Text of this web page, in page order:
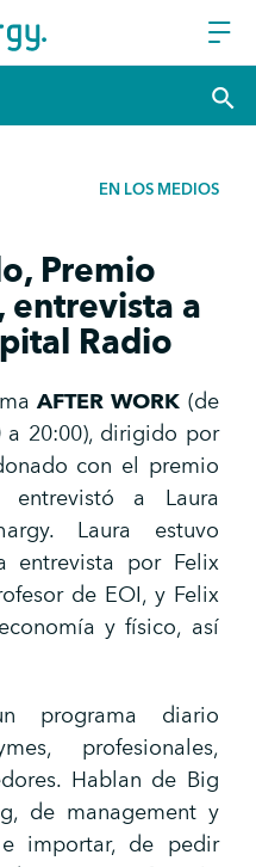
search
EN LOS MEDIOS
Premio
entrevista a
Radio
AFTER WORK (de
a 20:00), dirigido por
con el premio
a Laura
Laura estuvo
entrevista por Felix
de EOI, y Felix
y físico, así
programa diario
profesionales,
Hablan de Big
de management y
importar, de pedir